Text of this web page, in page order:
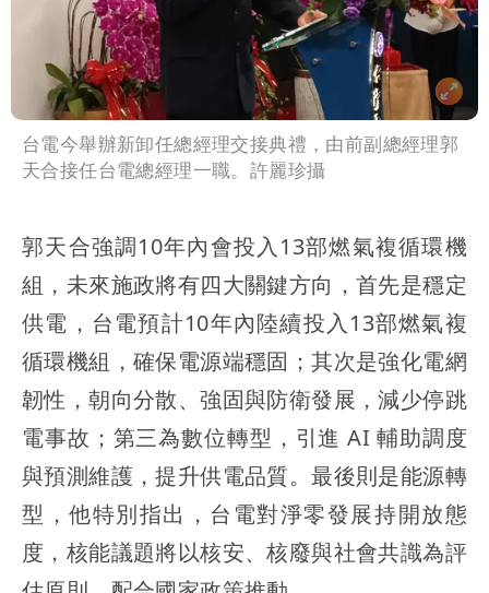
台電今舉辦新卸任總經理交接典禮，由前副總經理郭
天合接任台電總經理一職。許麗珍攝
郭天合強調10年內會投入13部燃氣複循環機
組，未來施政將有四大關鍵方向，首先是穩定
供電，台電預計10年內陸續投入13部燃氣複
循環機組，確保電源端穩固；其次是強化電網
韌性，朝向分散、強固與防衛發展，減少停跳
電事故；第三為數位轉型，引進 AI 輔助調度
與預測維護，提升供電品質。最後則是能源轉
型，他特別指出，台電對淨零發展持開放態
度，核能議題將以核安、核廢與社會共識為評